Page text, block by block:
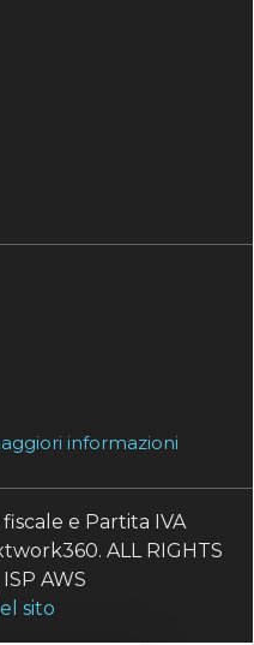
informazioni
e Partita IVA
ALL RIGHTS
AWS
sito